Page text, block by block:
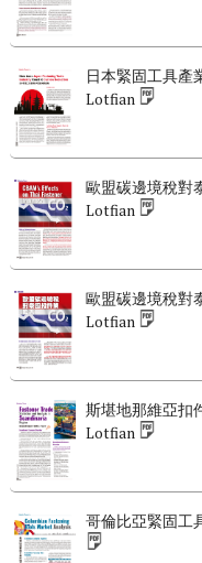
日本緊固工具產
Lotfian
歐盟碳邊境稅對
Lotfian
歐盟碳邊境稅對
Lotfian
斯堪地那維亞扣
Lotfian
哥倫比亞緊固工